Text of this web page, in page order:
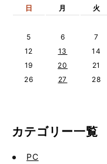
日 月 火
5
6 7
12
13 14
19
20 21
26
27 28
カテゴリー一覧
PC